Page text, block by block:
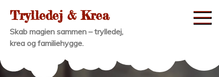
content
Trylledej & Krea
Skab magien sammen – trylledej,
krea og familiehygge.